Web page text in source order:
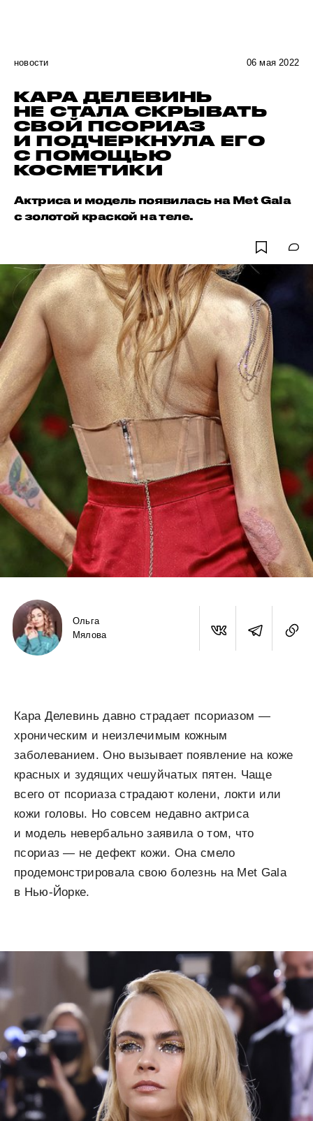
новости 06 мая 2022
КАРА ДЕЛЕВИНЬ
НЕ СТАЛА СКРЫВАТЬ
СВОЙ ПСОРИАЗ
И ПОДЧЕРКНУЛА ЕГО
С ПОМОЩЬЮ
КОСМЕТИКИ
Актриса и модель появилась на Met Gala
с золотой краской на теле.
Ольга
Мялова
Кара Делевинь давно страдает псориазом —
хроническим и неизлечимым кожным
заболеванием. Оно вызывает появление на коже
красных и зудящих чешуйчатых пятен. Чаще
всего от псориаза страдают колени, локти или
кожи головы. Но совсем недавно актриса
и модель невербально заявила о том, что
псориаз — не дефект кожи. Она смело
продемонстрировала свою болезнь на Met Gala
в Нью-Йорке.